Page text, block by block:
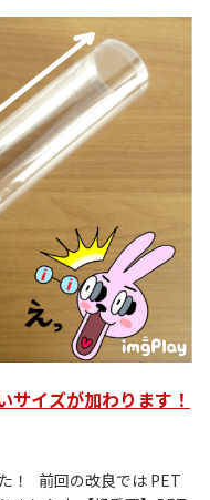
サイズが加わります！
！ 前回の改良では PET